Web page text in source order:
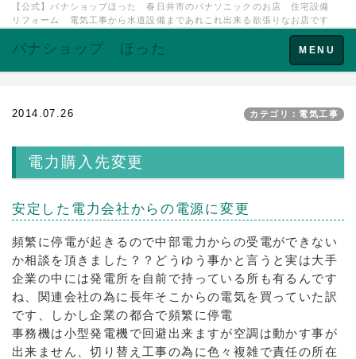
【公式】パナショップほった 春日井市のパナソニックのお店 住宅設備
リフォーム 電気工事から水道設備まであれこれ出来る欲張りなお店です
Toggle
navigation
MENU
パナショップ ほった
2014.07.26 カテゴリ：電気工事
電力購入先変更
安定した電力会社からの電源に変更
頻繁に停電が起きるので中部電力からの受電ができない
か相談を頂きました？？どうゆう事かと言うと実は大手
企業の中には発電所を自前で持っている所も有るんです
ね、関連会社の為に長年そこからの電気を買っていた訳
です、しかし企業の都合で頻繁に停電
事務機は小型発電機で回避出来ますが空調は動かす事が
出来ません、切り替え工事の為に色々複雑で責任の所在